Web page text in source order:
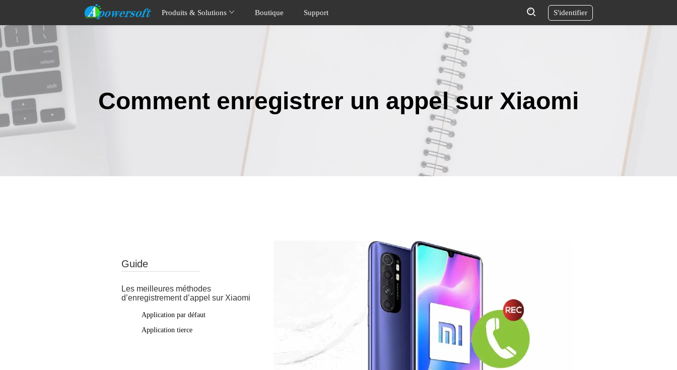
Produits & Solutions Boutique Support S'identifier
Comment enregistrer un appel sur Xiaomi
Guide
Les meilleures méthodes
d’enregistrement d’appel sur Xiaomi
Application par défaut
Application tierce